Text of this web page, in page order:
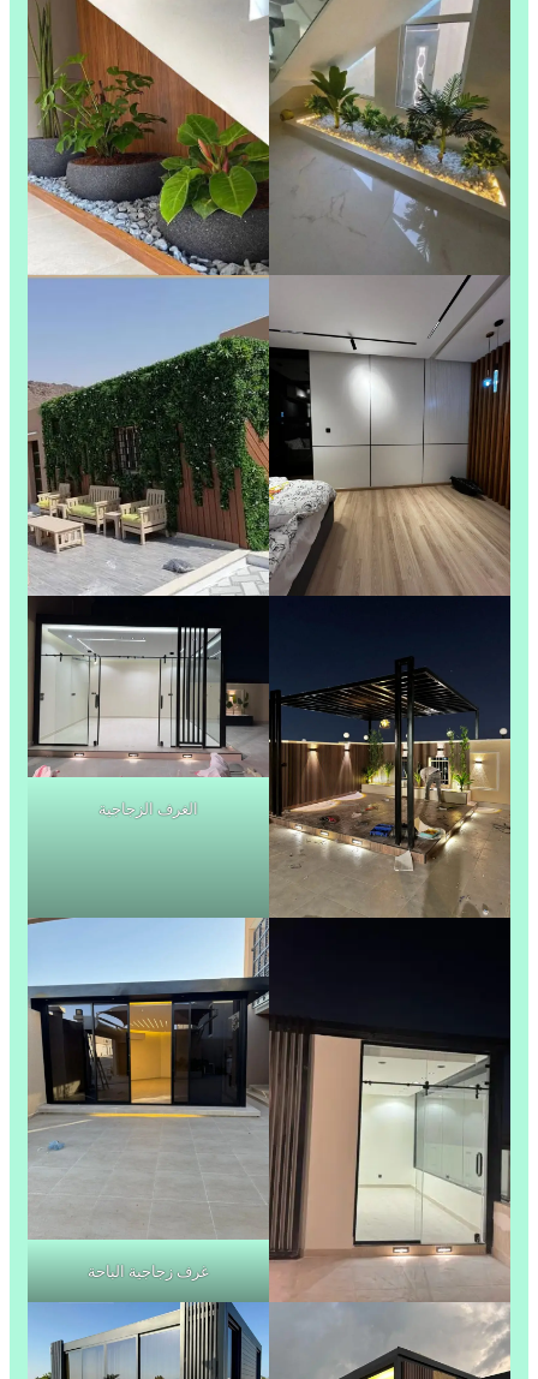
الغرف الزجاجية
غرف زجاجية الباحة